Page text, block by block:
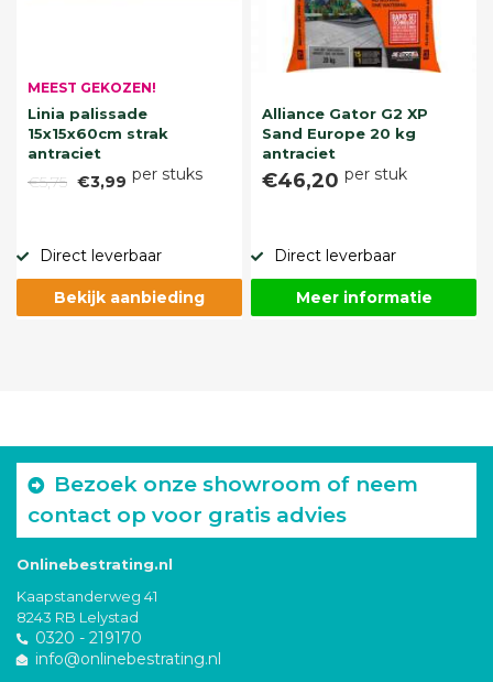
MEEST GEKOZEN!
Linia palissade
15x15x60cm strak
antraciet
€5,75 €3,99 per stuks
Direct leverbaar
Bekijk aanbieding
Alliance Gator G2 XP
Sand Europe 20 kg
antraciet
€46,20 per stuk
Direct leverbaar
Meer informatie
Bezoek onze showroom of neem
contact op voor gratis advies
Onlinebestrating.nl
Kaapstanderweg 41
8243 RB Lelystad
0320 - 219170
info@onlinebestrating.nl